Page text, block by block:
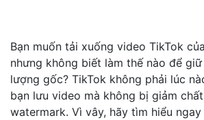
Bạn muốn tải xuống video TikTok
nhưng không biết làm thế nào để
lượng gốc? TikTok không phải lúc
bạn lưu video mà không bị giảm
watermark. Vì vây, hãy tìm hiểu ngay